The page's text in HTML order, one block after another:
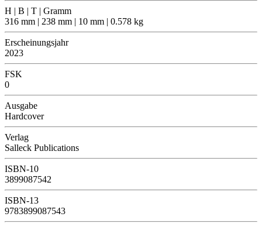
H | B | T | Gramm
316 mm | 238 mm | 10 mm | 0.578 kg
Erscheinungsjahr
2023
FSK
0
Ausgabe
Hardcover
Verlag
Salleck Publications
ISBN-10
3899087542
ISBN-13
9783899087543